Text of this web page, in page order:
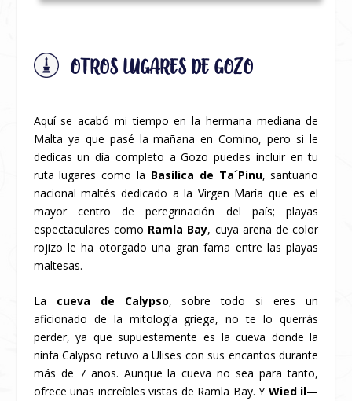
OTROS LUGARES DE GOZO
Aquí se acabó mi tiempo en la hermana mediana de
Malta ya que pasé la mañana en Comino, pero si le
dedicas un día completo a Gozo puedes incluir en tu
ruta lugares como la Basílica de Ta´Pinu, santuario
nacional maltés dedicado a la Virgen María que es el
mayor centro de peregrinación del país; playas
espectaculares como Ramla Bay, cuya arena de color
rojizo le ha otorgado una gran fama entre las playas
maltesas.
La cueva de Calypso, sobre todo si eres un
aficionado de la mitología griega, no te lo querrás
perder, ya que supuestamente es la cueva donde la
ninfa Calypso retuvo a Ulises con sus encantos durante
más de 7 años. Aunque la cueva no sea para tanto,
ofrece unas increíbles vistas de Ramla Bay. Y Wied il—